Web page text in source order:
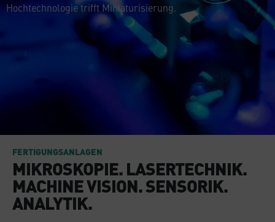
Hochtechnologie trifft Miniaturisierung.
FERTIGUNGSANLAGEN
MIKROSKOPIE. LASERTECHNIK.
MACHINE VISION. SENSORIK.
ANALYTIK.